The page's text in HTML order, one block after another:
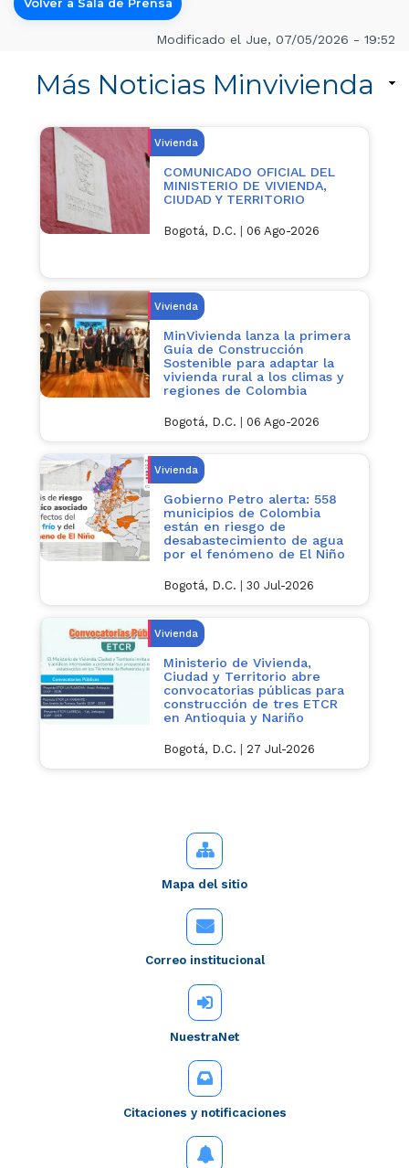
Volver a Sala de Prensa
Modificado el Jue, 07/05/2026 - 19:52
Más Noticias Minvivienda
Vivienda
COMUNICADO OFICIAL DEL
MINISTERIO DE VIVIENDA,
CIUDAD Y TERRITORIO
Bogotá, D.C. | 06 Ago-2026
Vivienda
MinVivienda lanza la primera
Guía de Construcción
Sostenible para adaptar la
vivienda rural a los climas y
regiones de Colombia
Bogotá, D.C. | 06 Ago-2026
Vivienda
Gobierno Petro alerta: 558
municipios de Colombia
están en riesgo de
desabastecimiento de agua
por el fenómeno de El Niño
Bogotá, D.C. | 30 Jul-2026
Vivienda
Ministerio de Vivienda,
Ciudad y Territorio abre
convocatorias públicas para
construcción de tres ETCR
en Antioquia y Nariño
Bogotá, D.C. | 27 Jul-2026
Mapa del sitio
Correo institucional
NuestraNet
Citaciones y notificaciones